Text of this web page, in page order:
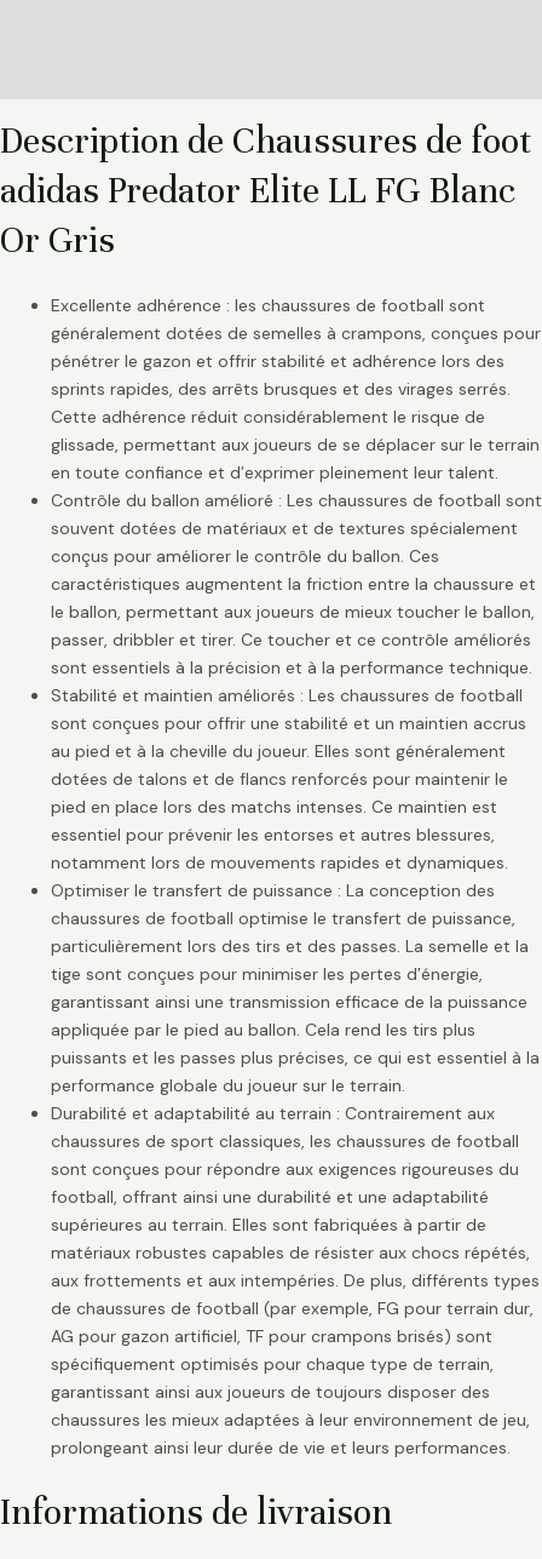
Description de Chaussures de foot
adidas Predator Elite LL FG Blanc
Or Gris
Excellente adhérence : les chaussures de football sont
généralement dotées de semelles à crampons, conçues pour
pénétrer le gazon et offrir stabilité et adhérence lors des
sprints rapides, des arrêts brusques et des virages serrés.
Cette adhérence réduit considérablement le risque de
glissade, permettant aux joueurs de se déplacer sur le terrain
en toute confiance et d’exprimer pleinement leur talent.
Contrôle du ballon amélioré : Les chaussures de football sont
souvent dotées de matériaux et de textures spécialement
conçus pour améliorer le contrôle du ballon. Ces
caractéristiques augmentent la friction entre la chaussure et
le ballon, permettant aux joueurs de mieux toucher le ballon,
passer, dribbler et tirer. Ce toucher et ce contrôle améliorés
sont essentiels à la précision et à la performance technique.
Stabilité et maintien améliorés : Les chaussures de football
sont conçues pour offrir une stabilité et un maintien accrus
au pied et à la cheville du joueur. Elles sont généralement
dotées de talons et de flancs renforcés pour maintenir le
pied en place lors des matchs intenses. Ce maintien est
essentiel pour prévenir les entorses et autres blessures,
notamment lors de mouvements rapides et dynamiques.
Optimiser le transfert de puissance : La conception des
chaussures de football optimise le transfert de puissance,
particulièrement lors des tirs et des passes. La semelle et la
tige sont conçues pour minimiser les pertes d’énergie,
garantissant ainsi une transmission efficace de la puissance
appliquée par le pied au ballon. Cela rend les tirs plus
puissants et les passes plus précises, ce qui est essentiel à la
performance globale du joueur sur le terrain.
Durabilité et adaptabilité au terrain : Contrairement aux
chaussures de sport classiques, les chaussures de football
sont conçues pour répondre aux exigences rigoureuses du
football, offrant ainsi une durabilité et une adaptabilité
supérieures au terrain. Elles sont fabriquées à partir de
matériaux robustes capables de résister aux chocs répétés,
aux frottements et aux intempéries. De plus, différents types
de chaussures de football (par exemple, FG pour terrain dur,
AG pour gazon artificiel, TF pour crampons brisés) sont
spécifiquement optimisés pour chaque type de terrain,
garantissant ainsi aux joueurs de toujours disposer des
chaussures les mieux adaptées à leur environnement de jeu,
prolongeant ainsi leur durée de vie et leurs performances.
Informations de livraison